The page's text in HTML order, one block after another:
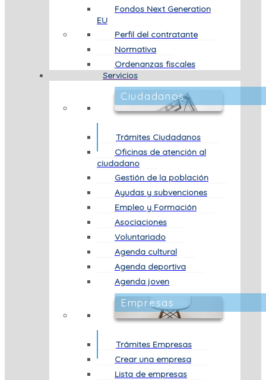
Fondos Next Generation
EU
Perfil del contratante
Normativa
Ordenanzas fiscales
Servicios
Ciudadanos
Trámites Ciudadanos
Oficinas de atención al
ciudadano
Gestión de la población
Ayudas y subvenciones
Empleo y Formación
Asociaciones
Voluntariado
Agenda cultural
Agenda deportiva
Agenda joven
Empresas
Trámites Empresas
Crear una empresa
Lista de empresas